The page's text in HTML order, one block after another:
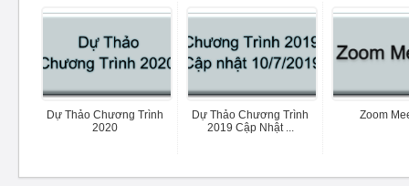
Dự Thảo Chương Trình
2020
Dự Thảo Chương Trình
2019 Cập Nhật ...
Zoom